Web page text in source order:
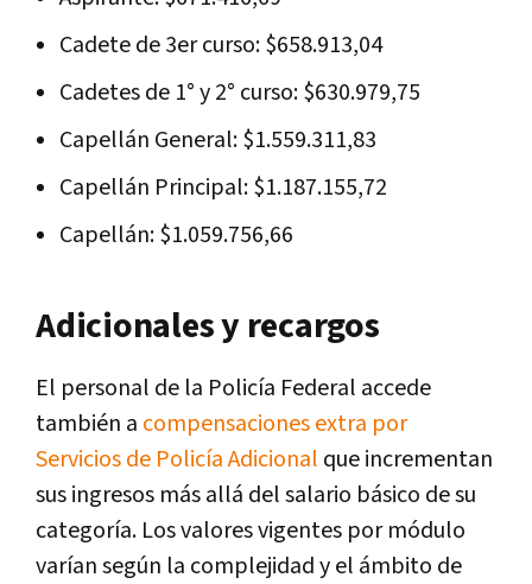
Cadete de 3er curso: $658.913,04
Cadetes de 1° y 2° curso: $630.979,75
Capellán General: $1.559.311,83
Capellán Principal: $1.187.155,72
Capellán: $1.059.756,66
Adicionales y recargos
El personal de la Policía Federal accede
también a compensaciones extra por
Servicios de Policía Adicional que incrementan
sus ingresos más allá del salario básico de su
categoría. Los valores vigentes por módulo
varían según la complejidad y el ámbito de